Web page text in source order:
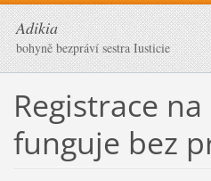
Adikia
bohyně bezpráví sestra Iusticie
Registrace
funguje bez